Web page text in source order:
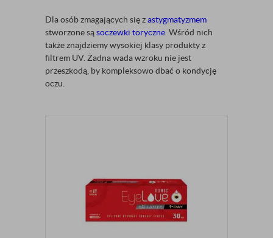
Dla osób zmagających się zastygmatyzmem
stworzone sąsoczewki toryczne . Wśród nich
także znajdziemy wysokiej klasy produkty z
filtrem UV. Żadna wada wzroku nie jest
przeszkodą, by kompleksowo dbać o kondycję
oczu.